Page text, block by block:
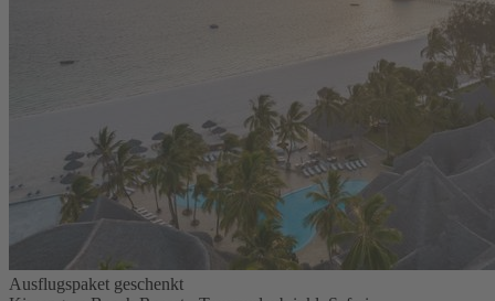
Ausflugspaket geschenkt